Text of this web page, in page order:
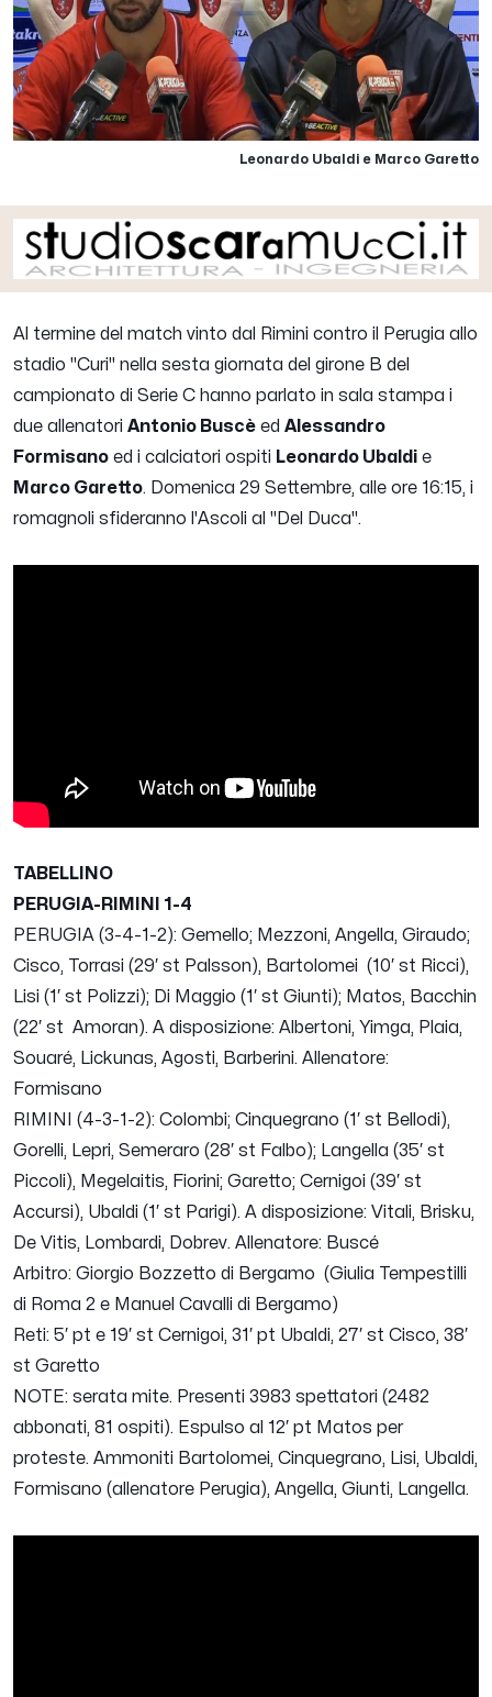
Leonardo Ubaldi e Marco Garetto
Al termine del match vinto dal Rimini contro il Perugia allo
stadio "Curi" nella sesta giornata del girone B del
campionato di Serie C hanno parlato in sala stampa i
due allenatori Antonio Buscè ed Alessandro
Formisano ed i calciatori ospiti Leonardo Ubaldi e
Marco Garetto. Domenica 29 Settembre, alle ore 16:15, i
romagnoli sfideranno l'Ascoli al "Del Duca".
TABELLINO
PERUGIA-RIMINI 1-4
PERUGIA (3-4-1-2): Gemello; Mezzoni, Angella, Giraudo;
Cisco, Torrasi (29′ st Palsson), Bartolomei (10′ st Ricci),
Lisi (1′ st Polizzi); Di Maggio (1′ st Giunti); Matos, Bacchin
(22′ st Amoran). A disposizione: Albertoni, Yimga, Plaia,
Souaré, Lickunas, Agosti, Barberini. Allenatore:
Formisano
RIMINI (4-3-1-2): Colombi; Cinquegrano (1′ st Bellodi),
Gorelli, Lepri, Semeraro (28′ st Falbo); Langella (35′ st
Piccoli), Megelaitis, Fiorini; Garetto; Cernigoi (39′ st
Accursi), Ubaldi (1′ st Parigi). A disposizione: Vitali, Brisku,
De Vitis, Lombardi, Dobrev. Allenatore: Buscé
Arbitro: Giorgio Bozzetto di Bergamo (Giulia Tempestilli
di Roma 2 e Manuel Cavalli di Bergamo)
Reti: 5′ pt e 19′ st Cernigoi, 31′ pt Ubaldi, 27′ st Cisco, 38′
st Garetto
NOTE: serata mite. Presenti 3983 spettatori (2482
abbonati, 81 ospiti). Espulso al 12′ pt Matos per
proteste. Ammoniti Bartolomei, Cinquegrano, Lisi, Ubaldi,
Formisano (allenatore Perugia), Angella, Giunti, Langella.